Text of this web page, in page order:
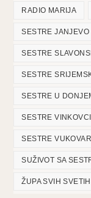
RADIO MARIJA
SESTRE JANJEVO
SESTRE
SESTRE
SESTRE U
SESTRE VINKOVCI
SESTRE VUKOVAR
SUŽIVOT SA
ŽUPA SVIH